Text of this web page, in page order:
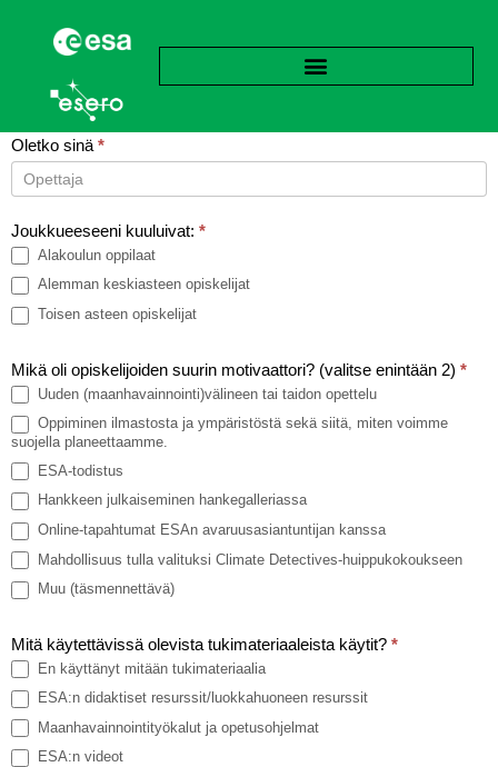
Climate
Detectives
2024-2025 -
Kyselytutkimus
Oletko sinä *
Joukkueeseeni kuuluivat: *
Alakoulun oppilaat
Alemman keskiasteen opiskelijat
Toisen asteen opiskelijat
Mikä oli opiskelijoiden suurin motivaattori? (valitse enintään 2) *
Uuden (maanhavainnointi)välineen tai taidon opettelu
Oppiminen ilmastosta ja ympäristöstä sekä siitä, miten voimme
suojella planeettaamme.
ESA-todistus
Hankkeen julkaiseminen hankegalleriassa
Online-tapahtumat ESAn avaruusasiantuntijan kanssa
Mahdollisuus tulla valituksi Climate Detectives-huippukokoukseen
Muu (täsmennettävä)
Mitä käytettävissä olevista tukimateriaaleista käytit? *
En käyttänyt mitään tukimateriaalia
ESA:n didaktiset resurssit/luokkahuoneen resurssit
Maanhavainnointityökalut ja opetusohjelmat
ESA:n videot